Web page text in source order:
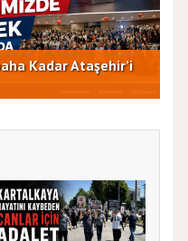
Kadar Ataşehir’i